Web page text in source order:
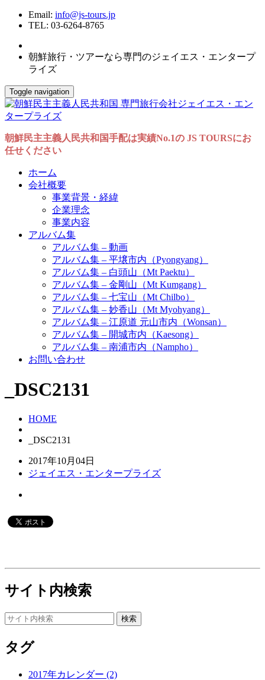
Email: info@js-tours.jp
TEL: 03-6264-8765
朝鮮旅行・ツアーなら専門のジェイエス・エンタープ
ライズ
Toggle navigation
朝鮮民主主義人民共和国手配は実績No.1の JS TOURSにお
任せください
ホーム
会社概要
事業背景・経緯
企業理念
事業内容
アルバム集
アルバム集 – 動画
アルバム集 – 平壌市内（Pyongyang）
アルバム集 – 白頭山（Mt Paektu）
アルバム集 – 金剛山（Mt Kumgang）
アルバム集 – 七宝山（Mt Chilbo）
アルバム集 – 妙香山（Mt Myohyang）
アルバム集 – 江原道 元山市内（Wonsan）
アルバム集 – 開城市内（Kaesong）
アルバム集 – 南浦市内（Nampho）
お問い合わせ
_DSC2131
HOME
_DSC2131
2017年10月04日
ジェイエス・エンタープライズ
サイト内検索
タグ
2017年カレンダー (2)